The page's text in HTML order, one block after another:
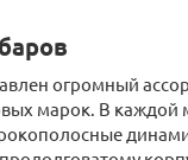
огромный
марок. В